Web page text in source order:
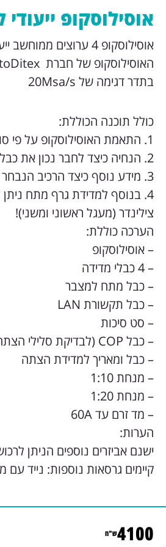
אוסילוסקופ ייעודי לרכב, 4
אוסילוסקופ 4 ערוצים ממוחשב ייעודי לרכב!!!!
האוסילוסקופ של חברת AutoDitex חברה אירופאית
בתדר דגימה של 20Msa/s
כולל תוכנה הכוללת:
1. התאמת האוסילוסקופ על פי סוג החיישן או המפעיל אותו אנו רוצים למדוד.
2. הנחיה כיצד לחבר נכון את כבלי האוסילוסקופ.
3. מידע נוסף כיצד הרכיב הנבחר עובד, גרפים תקינים וגורמי תקלה אפשריים.
4. בנוסף למדידת גרף מתח
צילינדר (מעגל ראשוני ומשני)!
הערכה כוללת:
– אוסילוסקופ
– 4 כבלי מדידה
– כבל מתח למצבר
– כבל תקשורת LAN
– סט סיכות
– כבל COP (לבדיקת סלילי הצתה חדישים)
– כבל ומאריך למדידת הצתה
– מנחת 1:10
– מנחת 1:20
– מד זרם עד 60A
הערות:
ישנם אביזרים נוספים הניתן
קיימים גרסאות נוספות: נייד עם מסך
ש"ח4100